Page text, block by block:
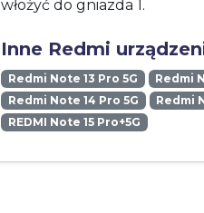
włożyć do gniazda 1.
Inne Redmi
Redmi Note 13 Pro 5G Redmi
Redmi Note 14 Pro 5G
Redmi
REDMI Note 15 Pro+5G